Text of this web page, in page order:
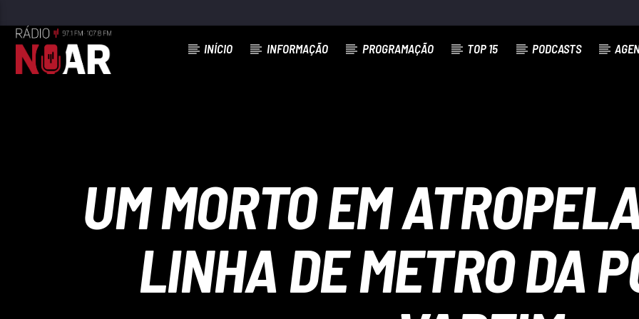
INÍCIO INFORMAÇÃO PROGRAMAÇÃO TOP 15 PODCASTS
UM MORTO EM
LINHA DE METRO DA